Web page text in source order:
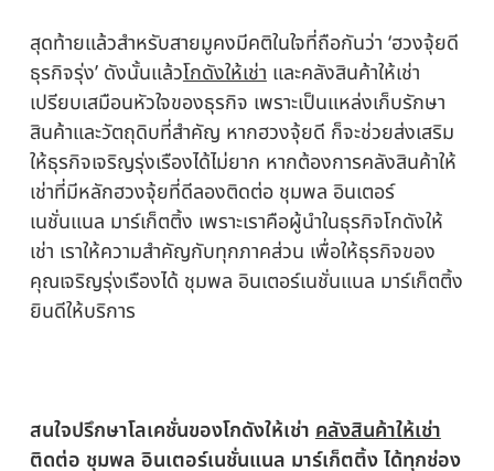
สุดท้ายแล้วสำหรับสายมูคงมีคติในใจที่ถือกันว่า ‘ฮวงจุ้ยดี
ธุรกิจรุ่ง’ ดังนั้นแล้วโกดังให้เช่าและคลังสินค้าให้เช่า
เปรียบเสมือนหัวใจของธุรกิจ เพราะเป็นแหล่งเก็บรักษา
สินค้าและวัตถุดิบที่สำคัญ หากฮวงจุ้ยดี ก็จะช่วยส่งเสริม
ให้ธุรกิจเจริญรุ่งเรืองได้ไม่ยาก หากต้องการคลังสินค้าให้
เช่าที่มีหลักฮวงจุ้ยที่ดีลองติดต่อ ชุมพล อินเตอร์
เนชั่นแนล มาร์เก็ตติ้ง เพราะเราคือผู้นำในธุรกิจโกดังให้
เช่า เราให้ความสำคัญกับทุกภาคส่วน เพื่อให้ธุรกิจของ
คุณเจริญรุ่งเรืองได้ ชุมพล อินเตอร์เนชั่นแนล มาร์เก็ตติ้ง
ยินดีให้บริการ
สนใจปรึกษาโลเคชั่นของโกดังให้เช่าคลังสินค้าให้เช่า
ติดต่อ ชุมพล อินเตอร์เนชั่นแนล มาร์เก็ตติ้ง ได้ทุกช่อง